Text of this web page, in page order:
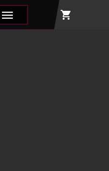
||| shopping_cart